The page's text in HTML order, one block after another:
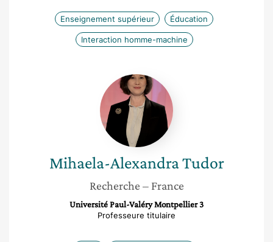
Enseignement supérieur Éducation
Interaction homme-machine
Mihaela-
Alexandra
Tudor
Mihaela-AlexandraTudor
Recherche – France
Université Paul-Valéry Montpellier 3
Professeure titulaire